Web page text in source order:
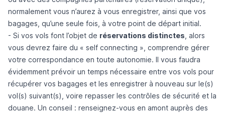
normalement vous n’aurez à vous enregistrer, ainsi que vos
bagages, qu’une seule fois, à votre point de départ initial.
- Si vos vols font l’objet de réservations distinctes , alors
vous devrez faire du « self connecting », comprendre gérer
votre correspondance en toute autonomie. Il vous faudra
évidemment prévoir un temps nécessaire entre vos vols pour
récupérer vos bagages et les enregistrer à nouveau sur le(s)
vol(s) suivant(s), voire repasser les contrôles de sécurité et la
douane. Un conseil : renseignez-vous en amont auprès des